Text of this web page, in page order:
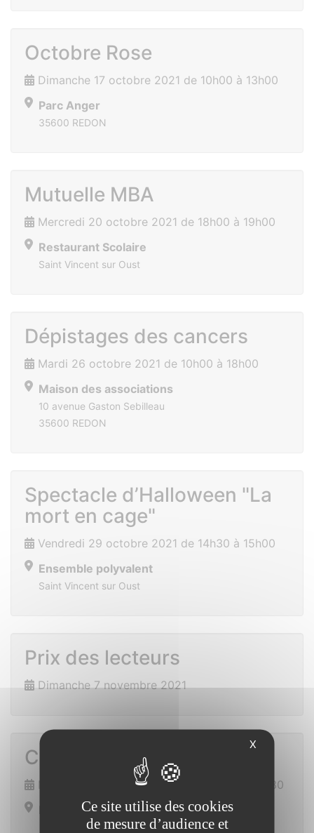
Octobre Rose
Dimanche 17 octobre 2021 de 10h00 à 13h00
Parc Anger
35600 REDON
Mutuelle MBA
Mercredi 20 octobre 2021 de 18h00 à 19h00
Restaurant Scolaire
Saint Vincent sur Oust
Dépistages des cancers
Mardi 26 octobre 2021 de 10h00 à 18h00
Maison des associations
10 avenue Gaston Sebilleau
35600 REDON
Spectacle d’Halloween "La
mort en cage"
Vendredi 29 octobre 2021 de 14h30 à 15h00
Ensemble polyvalent
Saint Vincent sur Oust
Prix des lecteurs
Dimanche 7 novembre 2021
Cours de cuisine
Mercredi 17 novembre 2021 de 18h00 à 19h30
Ensemble polyvalent
X
Ce site utilise des cookies
de mesure d’audience et